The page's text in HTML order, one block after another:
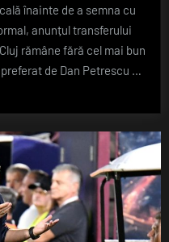
Ce
variante
pentru
U21
CFR
după
lui
Sava
înainte de a semna cu
anunțul transferului
rămâne fără cel mai bun
de Dan Petrescu …